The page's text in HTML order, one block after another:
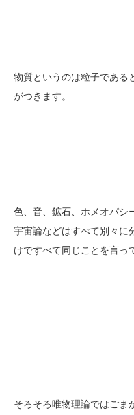
物質というのは粒子である
がつきます。
色、音、鉱石、ホメオパシ
宇宙論などはすべて別々に
けですべて同じことを言っ
そろそろ唯物理論ではごま